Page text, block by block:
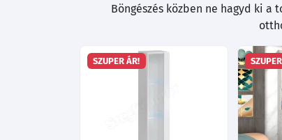
Böngészés közben ne hagyd ki
SZUPER ÁR!